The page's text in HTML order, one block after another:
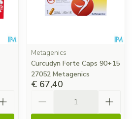
Metagenics
Curcudyn Forte Caps 90+15
27052 Metagenics
€ 67,40